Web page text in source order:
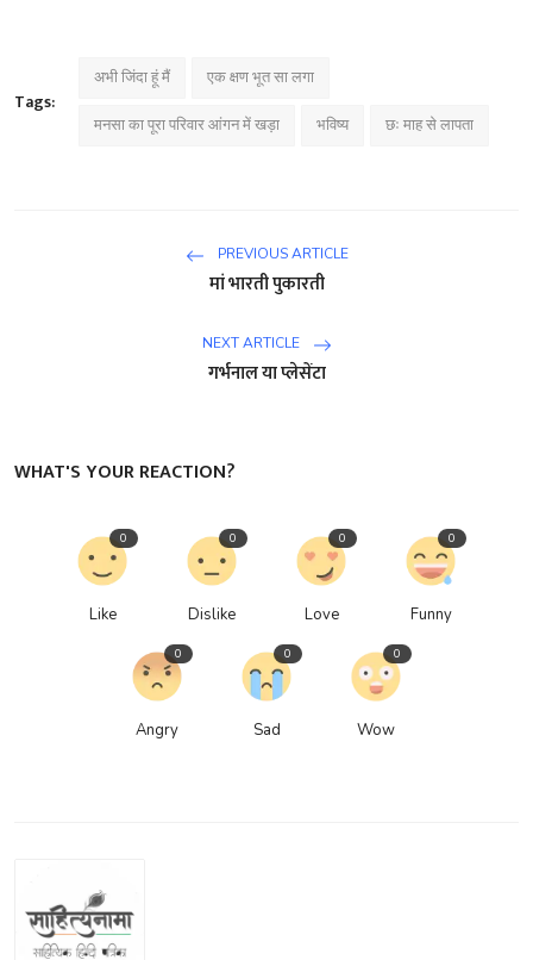
Tags:
अभी जिंदा हूं मैं एक क्षण भूत सा लगा
मनसा का पूरा परिवार आंगन में खड़ा भविष्य छः माह से लापता
PREVIOUS ARTICLE
मां भारती पुकारती
NEXT ARTICLE
गर्भनाल या प्लेसेंटा
WHAT'S YOUR REACTION?
Like
0
Dislike
0
Love
0
Funny
0
Angry
0
Sad
0
Wow
0